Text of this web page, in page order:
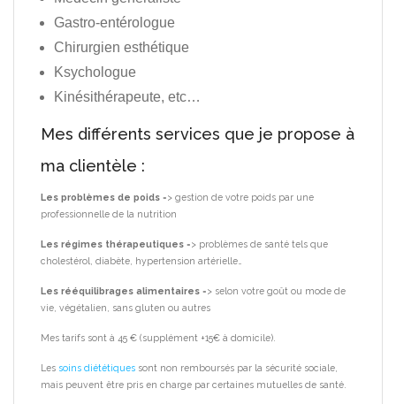
Gastro-entérologue
Chirurgien esthétique
Ksychologue
Kinésithérapeute, etc…
Mes différents services que je propose à
ma clientèle :
Les problèmes de poids => gestion de votre poids par une
professionnelle de la nutrition
Les régimes thérapeutiques => problèmes de santé tels que
cholestérol, diabète, hypertension artérielle…
Les rééquilibrages alimentaires => selon votre goût ou mode de
vie, végétalien, sans gluten ou autres
Mes tarifs sont à 45 € (supplément +15€ à domicile).
Les soins diététiques sont non remboursés par la sécurité sociale,
mais peuvent être pris en charge par certaines mutuelles de santé.